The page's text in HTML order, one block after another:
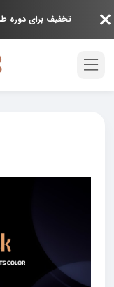
تخفیف برای دوره